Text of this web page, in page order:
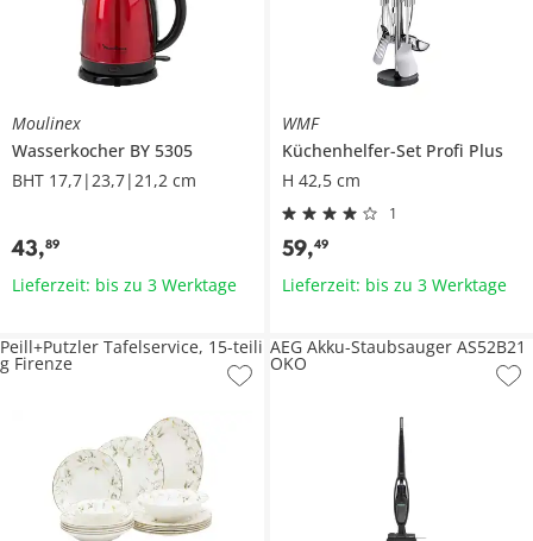
Moulinex
Wasserkocher BY 5305
BHT 17,7|23,7|21,2 cm
43,89
Lieferzeit: bis zu 3 Werktage
WMF
Küchenhelfer-Set Profi Plus
H 42,5 cm
1
59,49
Lieferzeit: bis zu 3 Werktage
Peill+Putzler Tafelservice, 15-teili
g Firenze
AEG Akku-Staubsauger AS52B21
OKO